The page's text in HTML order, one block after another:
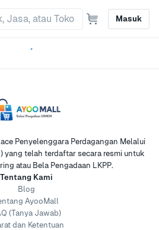
Masuk
Penyelenggara Perdagangan Melalui
yang telah terdaftar secara resmi untuk
atau Bela Pengadaan LKPP.
Tentang Kami
Blog
AyooMall
(Tanya Jawab)
dan Ketentuan